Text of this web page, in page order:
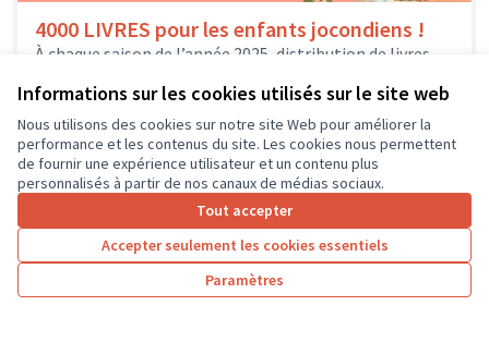
Informations sur les cookies utilisés sur le site web
Nous utilisons des cookies sur notre site Web pour améliorer la
performance et les contenus du site. Les cookies nous permettent
de fournir une expérience utilisateur et un contenu plus
personnalisés à partir de nos canaux de médias sociaux.
Tout accepter
Accepter seulement les cookies essentiels
Paramètres
4000 LIVRES pour les enfants jocondiens !
À chaque saison de l’année 2025, distribution de livres
lès-Tours,...
Solidarité et développement local Joué-lès-Tours
Résultats par page : 100
1 2 3 4